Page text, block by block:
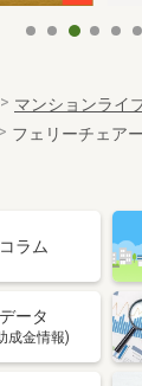
マンションライ
フェリーチェア
ラム
ータ
成金情報)